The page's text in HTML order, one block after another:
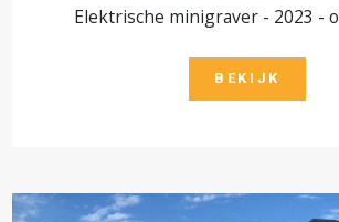
Elektrische minigraver - 2023 -
BEKIJK